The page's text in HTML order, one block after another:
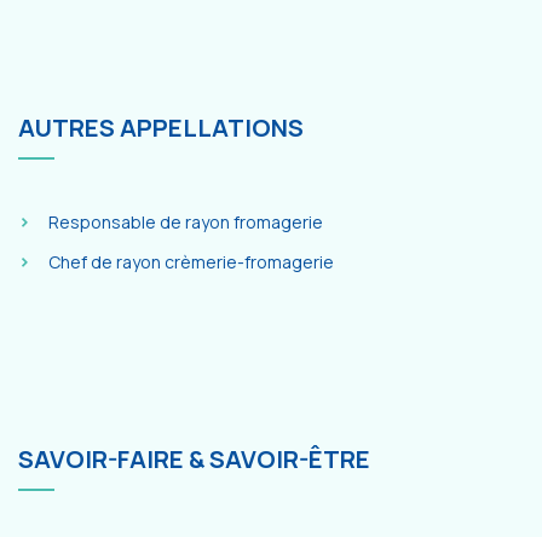
AUTRES APPELLATIONS
Responsable de rayon fromagerie
Chef de rayon crèmerie-fromagerie
SAVOIR-FAIRE & SAVOIR-ÊTRE